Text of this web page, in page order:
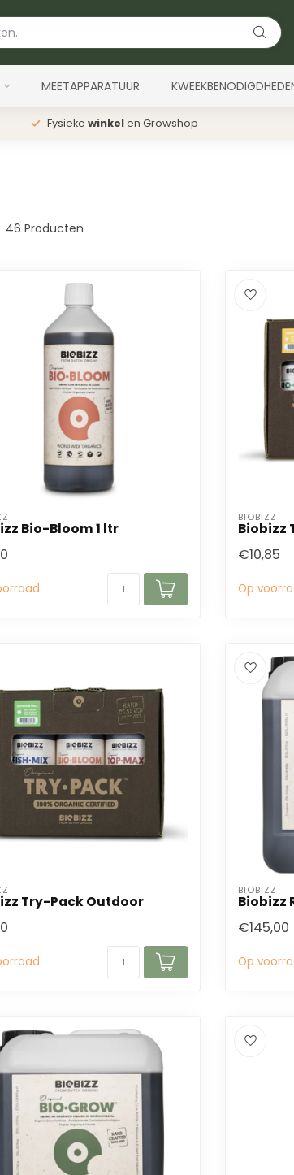
MEETAPPARATUUR
Fysieke winkelen Growshop
46 Producten
Bio-Bloom 1 ltr
BIOBIZZ
Biobizz
€10,85
Op
Try-Pack Outdoor
BIOBIZZ
Biobizz
€145,00
Op